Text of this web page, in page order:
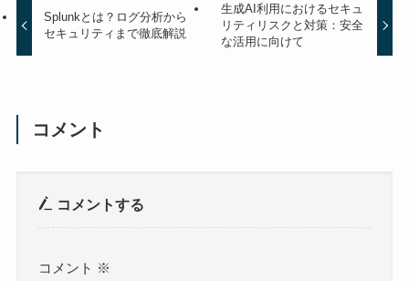
Splunkとは？ログ分析から
セキュリティまで徹底解説
生成AI利用におけるセキュ
リティリスクと対策：安全
な活用に向けて
コメント
コメントする
コメント ※